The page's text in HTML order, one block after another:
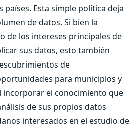
Esta simple política deja
de datos. Si bien la
de los intereses principales de
sus datos, esto también
de
para municipios y
incorporar el conocimiento que
de sus propios datos
interesados en el estudio de